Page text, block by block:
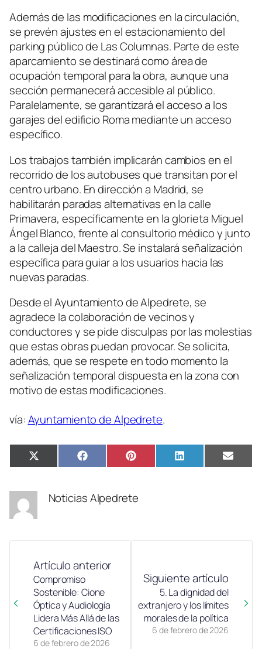
Además de las modificaciones en la circulación,
se prevén ajustes en el estacionamiento del
parking público de Las Columnas. Parte de este
aparcamiento se destinará como área de
ocupación temporal para la obra, aunque una
sección permanecerá accesible al público.
Paralelamente, se garantizará el acceso a los
garajes del edificio Roma mediante un acceso
específico.
Los trabajos también implicarán cambios en el
recorrido de los autobuses que transitan por el
centro urbano. En dirección a Madrid, se
habilitarán paradas alternativas en la calle
Primavera, específicamente en la glorieta Miguel
Ángel Blanco, frente al consultorio médico y junto
a la calleja del Maestro. Se instalará señalización
específica para guiar a los usuarios hacia las
nuevas paradas.
Desde el Ayuntamiento de Alpedrete, se
agradece la colaboración de vecinos y
conductores y se pide disculpas por las molestias
que estas obras puedan provocar. Se solicita,
además, que se respete en todo momento la
señalización temporal dispuesta en la zona con
motivo de estas modificaciones.
vía:Ayuntamiento de Alpedrete.
Compartir
en
X
(Twitter)
Compartir
en
FacebookCompartir
en
PinterestCompartir
en
LinkedIn
en
Email
Noticias Alpedrete
Artículo anterior
6 de febrero de 2026
Compromiso
Sostenible: Cione
Óptica y Audiología
Lidera Más Allá de las
Certificaciones ISO
Siguiente artículo
6 de febrero de 2026
5. La dignidad del
extranjero y los límites
morales de la política